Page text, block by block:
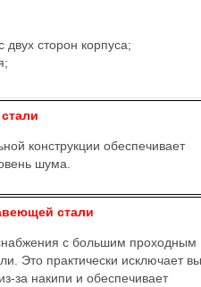
двух сторон корпуса;
конструкции обеспечивает
шума.
стали
с большим проходным
Это практически исключает
за накипи и обеспечивает